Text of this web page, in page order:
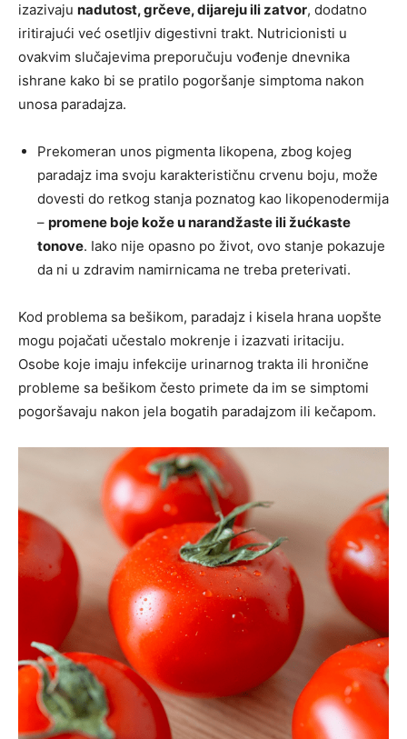
izazivaju nadutost, grčeve, dijareju ili zatvor, dodatno
iritirajući već osetljiv digestivni trakt. Nutricionisti u
ovakvim slučajevima preporučuju vođenje dnevnika
ishrane kako bi se pratilo pogoršanje simptoma nakon
unosa paradajza.
Prekomeran unos pigmenta likopena, zbog kojeg
paradajz ima svoju karakterističnu crvenu boju, može
dovesti do retkog stanja poznatog kao likopenodermija
– promene boje kože u narandžaste ili žućkaste
tonove. Iako nije opasno po život, ovo stanje pokazuje
da ni u zdravim namirnicama ne treba preterivati.
Kod problema sa bešikom, paradajz i kisela hrana uopšte
mogu pojačati učestalo mokrenje i izazvati iritaciju.
Osobe koje imaju infekcije urinarnog trakta ili hronične
probleme sa bešikom često primete da im se simptomi
pogoršavaju nakon jela bogatih paradajzom ili kečapom.